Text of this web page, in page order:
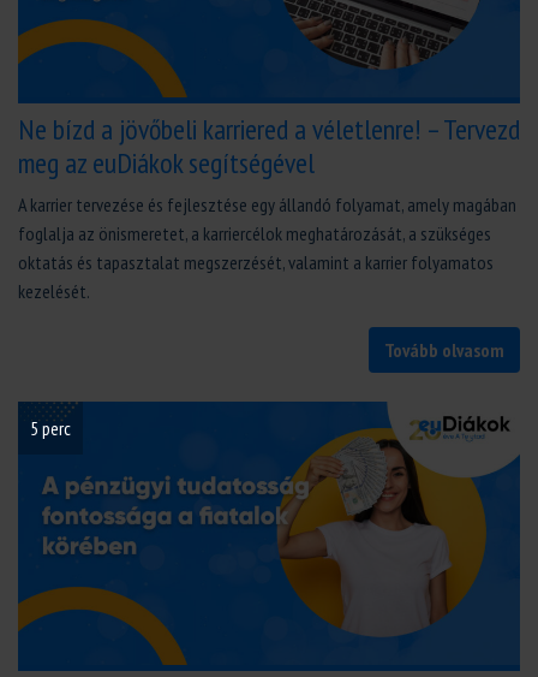
Ne bízd a jövőbeli karriered a véletlenre! – Tervezd
meg az euDiákok segítségével
A karrier tervezése és fejlesztése egy állandó folyamat, amely magában
foglalja az önismeretet, a karriercélok meghatározását, a szükséges
oktatás és tapasztalat megszerzését, valamint a karrier folyamatos
kezelését.
Tovább olvasom
5 perc